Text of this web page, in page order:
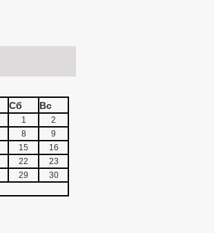
Сб Вс
1
2
8
9
15
16
22
23
29
30